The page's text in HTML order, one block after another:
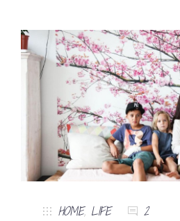
HOME, LIFE 2